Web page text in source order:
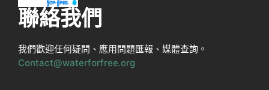
聯絡我們
我們歡迎任何疑問、應用問題匯報、媒體查詢。
Contact@waterforfree.org